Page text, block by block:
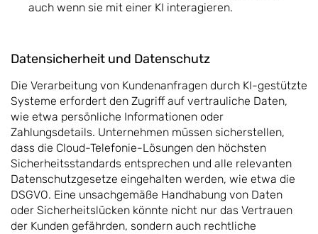
auch wenn sie mit einer KI interagieren.
Datensicherheit und Datenschutz
Die Verarbeitung von Kundenanfragen durch KI-gestützte
Systeme erfordert den Zugriff auf vertrauliche Daten,
wie etwa persönliche Informationen oder
Zahlungsdetails. Unternehmen müssen sicherstellen,
dass die Cloud-Telefonie-Lösungen den höchsten
Sicherheitsstandards entsprechen und alle relevanten
Datenschutzgesetze eingehalten werden, wie etwa die
DSGVO. Eine unsachgemäße Handhabung von Daten
oder Sicherheitslücken könnte nicht nur das Vertrauen
der Kunden gefährden, sondern auch rechtliche